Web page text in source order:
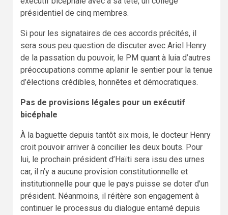
présidentiel de cinq membres.
Si pour les signataires de ces accords précités, il
sera sous peu question de discuter avec Ariel Henry
de la passation du pouvoir, le PM quant à luia d’autres
préoccupations comme aplanir le sentier pour la tenue
d’élections crédibles, honnêtes et démocratiques.
Pas de provisions légales pour un exécutif
bicéphale
À la baguette depuis tantôt six mois, le docteur Henry
croit pouvoir arriver à concilier les deux bouts. Pour
lui, le prochain président d’Haïti sera issu des urnes
car, il n’y a aucune provision constitutionnelle et
institutionnelle pour que le pays puisse se doter d’un
président. Néanmoins, il réitère son engagement à
continuer le processus du dialogue entamé depuis